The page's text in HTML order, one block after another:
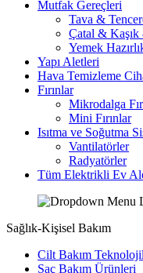
Mutfak Gereçleri
Tava &
Çatal & Kaşık
Yemek
Yapı Aletleri
Hava Temizleme
Fırınlar
Mikrodalga
Mini Fırınlar
Isıtma ve Soğutma
Vantilatörler
Radyatörler
Tüm Elektrikli Ev
Sağlık-Kişisel Bakım
Cilt Bakım
Saç Bakım Ürünleri